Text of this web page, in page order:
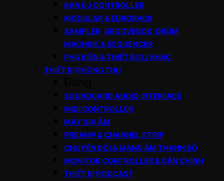
BÀN DJ CONTROLLER
MODULAR & EURORACK
SAMPLER, GROOVEBOX, DRUM
MACHINE & SEQUENCER
PHỤ KIỆN & THIẾT BỊ DJ KHÁC
THIẾT BỊ PHÒNG THU
SOUNDCARD AUDIO INTERFACE
MIDI CONTROLLER
MÁY GHI ÂM
PREAMP & CHANNEL STRIP
CHUYỂN ĐỔI & MẠNG ÂM THANH SỐ
MONITOR CONTROLLER & CÂN CHỈNH
THIẾT BỊ PODCAST